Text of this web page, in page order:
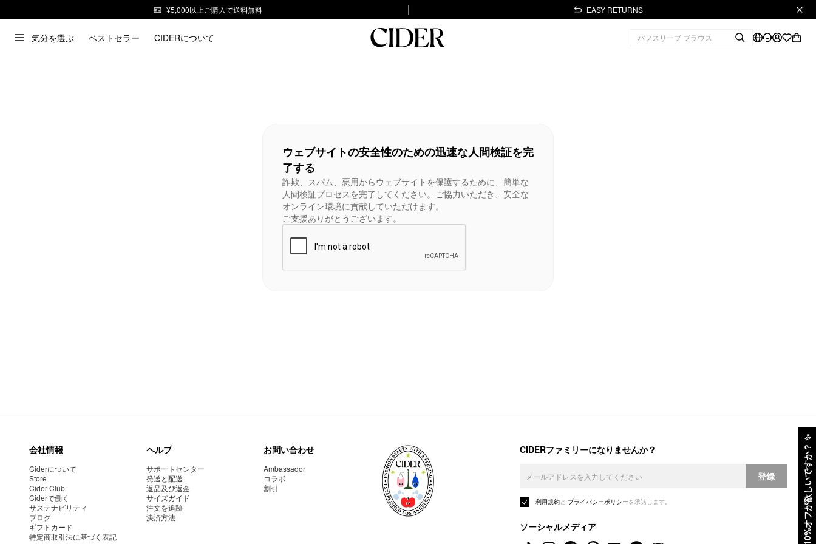
¥5,000以上ご購入で送料無料 EASY RETURNS
気分を選ぶ ベストセラー CIDERについて
10%オフが欲しいですか？
✨
ウェブサイトの安全性のための迅速な人間検証を完
了する
詐欺、スパム、悪用からウェブサイトを保護するために、簡単な
人間検証プロセスを完了してください。ご協力いただき、安全な
オンライン環境に貢献していただけます。
ご支援ありがとうございます。
会社情報
Ciderについて
Store
Cider Club
Ciderで働く
サステナビリティ
ブログ
ギフトカード
特定商取引法に基づく表記
ヘルプ
サポートセンター
発送と配送
返品及び返金
サイズガイド
注文を追跡
決済方法
お問い合わせ
Ambassador
コラボ
割引
CIDERファミリーになりませんか？
登録
利用規約と プライバシーポリシーを承諾します。
ソーシャルメディア